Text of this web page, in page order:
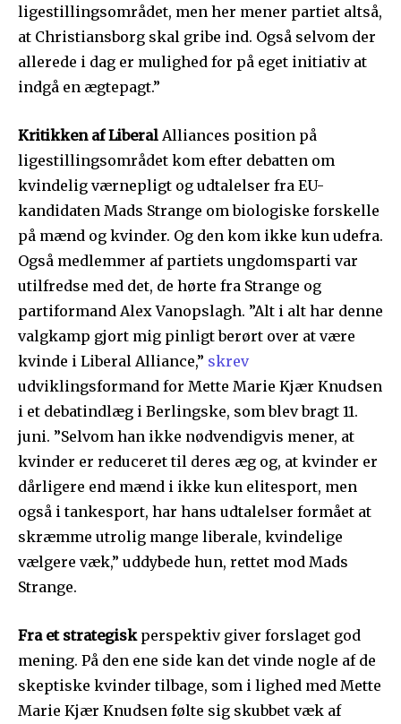
ligestillingsområdet, men her mener partiet altså,
at Christiansborg skal gribe ind. Også selvom der
allerede i dag er mulighed for på eget initiativ at
indgå en ægtepagt.”
Kritikken af Liberal Alliances position på
ligestillingsområdet kom efter debatten om
kvindelig værnepligt og udtalelser fra EU-
kandidaten Mads Strange om biologiske forskelle
på mænd og kvinder. Og den kom ikke kun udefra.
Også medlemmer af partiets ungdomsparti var
utilfredse med det, de hørte fra Strange og
partiformand Alex Vanopslagh. ”Alt i alt har denne
valgkamp gjort mig pinligt berørt over at være
kvinde i Liberal Alliance,” skrev
udviklingsformand for Mette Marie Kjær Knudsen
i et debatindlæg i Berlingske, som blev bragt 11.
juni. ”Selvom han ikke nødvendigvis mener, at
kvinder er reduceret til deres æg og, at kvinder er
dårligere end mænd i ikke kun elitesport, men
også i tankesport, har hans udtalelser formået at
skræmme utrolig mange liberale, kvindelige
vælgere væk,” uddybede hun, rettet mod Mads
Strange.
Fra et strategiskperspektiv giver forslaget god
mening. På den ene side kan det vinde nogle af de
skeptiske kvinder tilbage, som i lighed med Mette
Marie Kjær Knudsen følte sig skubbet væk af